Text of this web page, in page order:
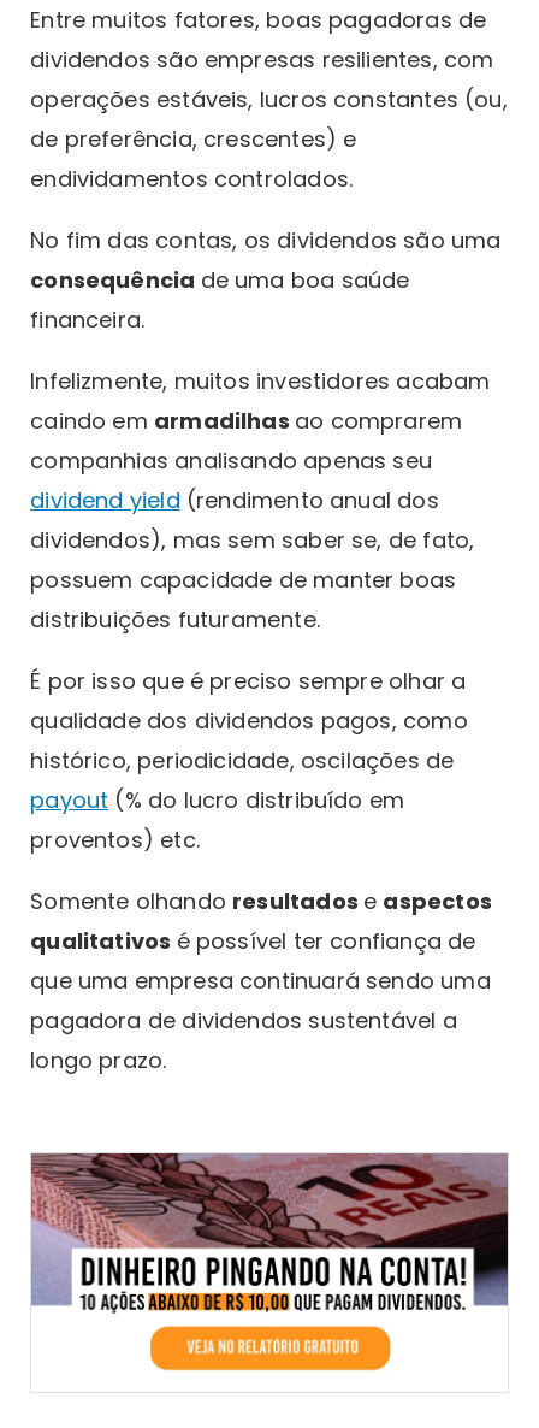
Entre muitos fatores, boas pagadoras de
dividendos são empresas resilientes, com
operações estáveis, lucros constantes (ou,
de preferência, crescentes) e
endividamentos controlados.
No fim das contas, os dividendos são uma
consequência de uma boa saúde
financeira.
Infelizmente, muitos investidores acabam
caindo em armadilhas ao comprarem
companhias analisando apenas seu
dividend yield (rendimento anual dos
dividendos), mas sem saber se, de fato,
possuem capacidade de manter boas
distribuições futuramente.
É por isso que é preciso sempre olhar a
qualidade dos dividendos pagos, como
histórico, periodicidade, oscilações de
payout (% do lucro distribuído em
proventos) etc.
Somente olhando resultados e aspectos
qualitativos é possível ter confiança de
que uma empresa continuará sendo uma
pagadora de dividendos sustentável a
longo prazo.